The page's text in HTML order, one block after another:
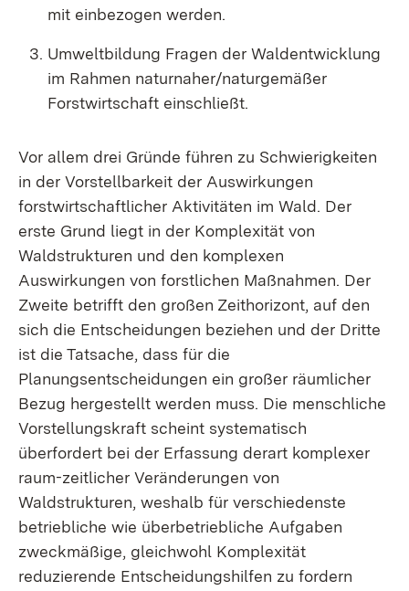
mit einbezogen werden.
Umweltbildung Fragen der Waldentwicklung
im Rahmen naturnaher/naturgemäßer
Forstwirtschaft einschließt.
Vor allem drei Gründe führen zu Schwierigkeiten
in der Vorstellbarkeit der Auswirkungen
forstwirtschaftlicher Aktivitäten im Wald. Der
erste Grund liegt in der Komplexität von
Waldstrukturen und den komplexen
Auswirkungen von forstlichen Maßnahmen. Der
Zweite betrifft den großen Zeithorizont, auf den
sich die Entscheidungen beziehen und der Dritte
ist die Tatsache, dass für die
Planungsentscheidungen ein großer räumlicher
Bezug hergestellt werden muss. Die menschliche
Vorstellungskraft scheint systematisch
überfordert bei der Erfassung derart komplexer
raum-zeitlicher Veränderungen von
Waldstrukturen, weshalb für verschiedenste
betriebliche wie überbetriebliche Aufgaben
zweckmäßige, gleichwohl Komplexität
reduzierende Entscheidungshilfen zu fordern